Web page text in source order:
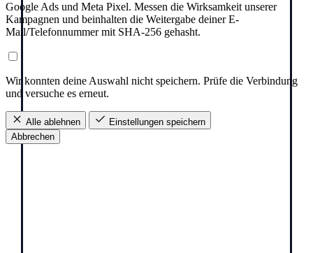
Google Ads und Meta Pixel. Messen die Wirksamkeit unserer
Kampagnen und beinhalten die Weitergabe deiner E-
Mail/Telefonnummer mit SHA-256 gehasht.
Wir konnten deine Auswahl nicht speichern. Prüfe die Verbindung
und versuche es erneut.
Alle ablehnen
Einstellungen speichern
Abbrechen